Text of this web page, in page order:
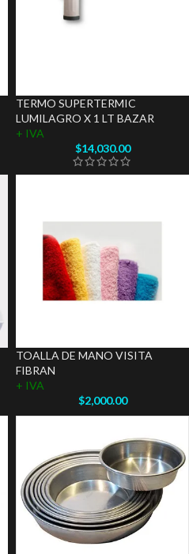
TERMO SUPERTERMIC
LUMILAGRO X 1 LT BAZAR
+ IVA
$14,030.00
TOALLA DE MANO VISITA
FIBRAN
+ IVA
$2,000.00